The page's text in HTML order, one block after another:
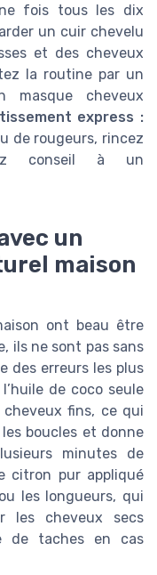
fois tous les dix
un cuir chevelu
et des cheveux
la routine par un
cheveux
express :
de rougeurs, rincez
conseil à un
un
maison
ont beau être
ils ne sont pas sans
des erreurs les plus
de coco seule
fins, ce qui
boucles et donne
minutes de
citron pur appliqué
les longueurs, qui
les cheveux secs
de taches en cas